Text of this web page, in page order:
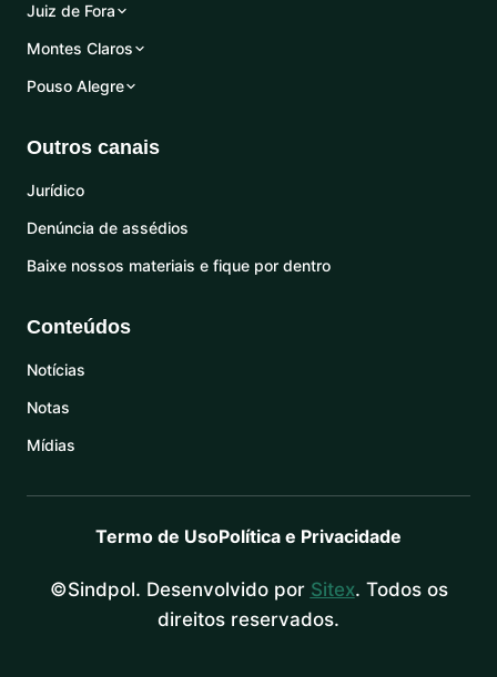
Juiz de Fora
Montes Claros
Pouso Alegre
Outros canais
Jurídico
Denúncia de assédios
Baixe nossos materiais e fique por dentro
Conteúdos
Notícias
Notas
Mídias
Termo de UsoPolítica e Privacidade
©Sindpol. Desenvolvido por Sitex. Todos os
direitos reservados.